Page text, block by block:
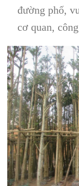
đường phố,
cơ quan,